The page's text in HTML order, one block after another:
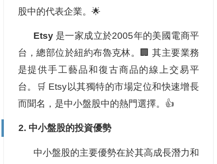
股中的代表企業。🌟
Etsy是一家成立於2005年的美國電商平
台，總部位於紐約布魯克林。🏢 其主要業務
是提供手工藝品和復古商品的線上交易平
台。🛒 Etsy以其獨特的市場定位和快速增長
而聞名，是中小盤股中的熱門選擇。👍
2. 中小盤股的投資優勢
中小盤股的主要優勢在於其高成長潛力和